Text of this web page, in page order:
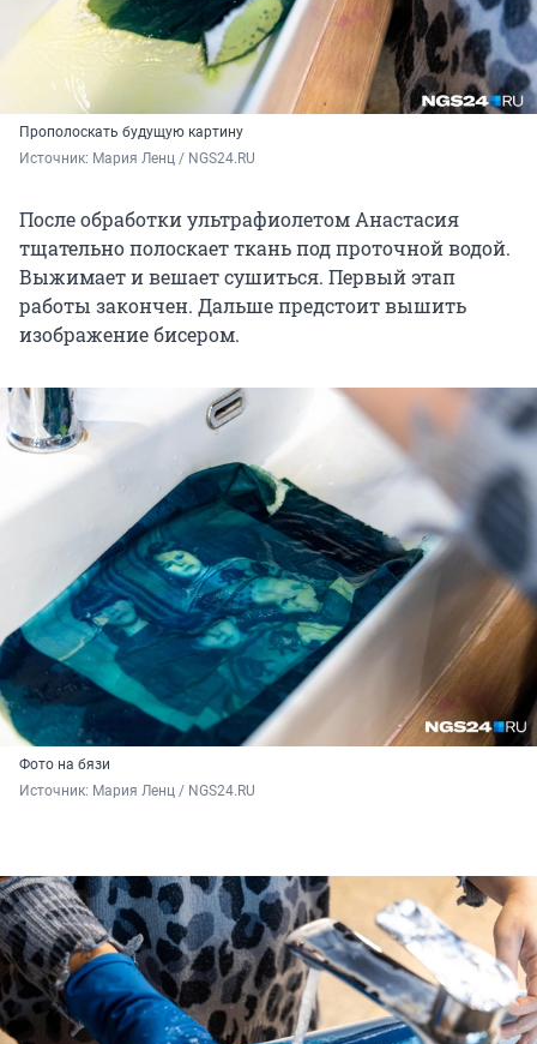
Прополоскать будущую картину
Источник: Мария Ленц / NGS24.RU
После обработки ультрафиолетом Анастасия
тщательно полоскает ткань под проточной водой.
Выжимает и вешает сушиться. Первый этап
работы закончен. Дальше предстоит вышить
изображение бисером.
Фото на бязи
Источник: Мария Ленц / NGS24.RU